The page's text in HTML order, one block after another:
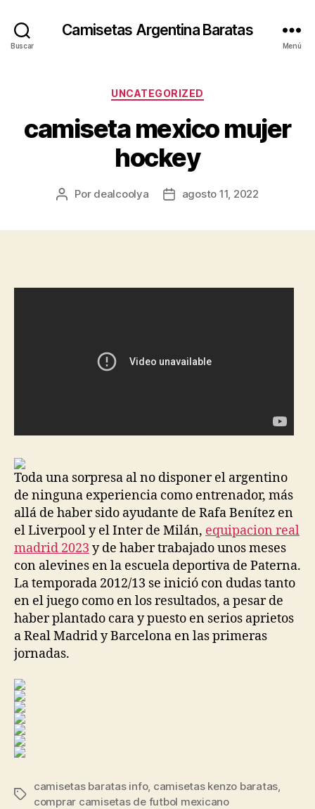
Buscar
Camisetas Argentina Baratas
Menú
Categorías
UNCATEGORIZED
camiseta mexico mujer
hockey
Autor
Por dealcoolya
Fechaagosto 11, 2022
Toda una sorpresa al no disponer el argentino
de ninguna experiencia como entrenador, más
allá de haber sido ayudante de Rafa Benítez en
el Liverpool y el Inter de Milán, equipacion real
madrid 2023 y de haber trabajado unos meses
con alevines en la escuela deportiva de Paterna.
La temporada 2012/13 se inició con dudas tanto
en el juego como en los resultados, a pesar de
haber plantado cara y puesto en serios aprietos
a Real Madrid y Barcelona en las primeras
jornadas.
Etiquetas
camisetas baratas info, camisetas kenzo baratas
comprar camisetas de futbol mexicano